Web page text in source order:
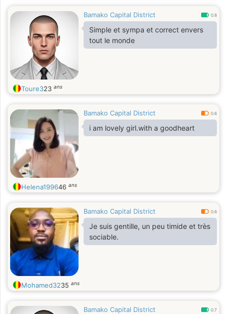
Bamako Capital District 0.8
Simple et sympa et correct envers
tout le monde
Toure323 ans
Bamako Capital District 0.6
i am lovely girl.with a goodheart
Helena199646 ans
Bamako Capital District 0.6
Je suis gentille, un peu timide et très
sociable.
Mohamed3235 ans
Bamako Capital District 0.7